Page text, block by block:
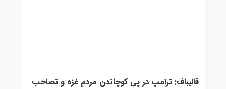
قالیباف: ترامپ در پی کوچاندن مردم غزه و تصاحب